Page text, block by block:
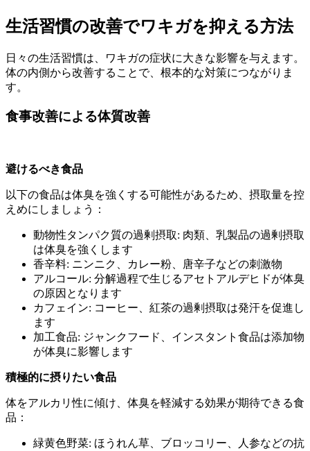
生活習慣の改善でワキガを抑える方法
日々の生活習慣は、ワキガの症状に大きな影響を与えます。
体の内側から改善することで、根本的な対策につながりま
す。
食事改善による体質改善
避けるべき食品
以下の食品は体臭を強くする可能性があるため、摂取量を控
えめにしましょう：
動物性タンパク質の過剰摂取: 肉類、乳製品の過剰摂取
は体臭を強くします
香辛料: ニンニク、カレー粉、唐辛子などの刺激物
アルコール: 分解過程で生じるアセトアルデヒドが体臭
の原因となります
カフェイン: コーヒー、紅茶の過剰摂取は発汗を促進し
ます
加工食品: ジャンクフード、インスタント食品は添加物
が体臭に影響します
積極的に摂りたい食品
体をアルカリ性に傾け、体臭を軽減する効果が期待できる食
品：
緑黄色野菜: ほうれん草、ブロッコリー、人参などの抗